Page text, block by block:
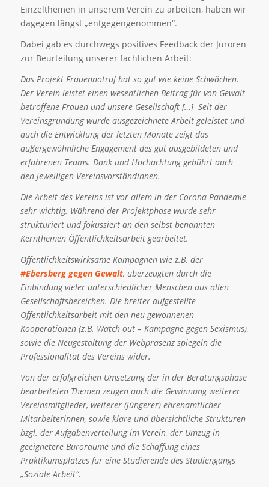
Einzelthemen in unserem Verein zu arbeiten, haben wir
dagegen längst „entgegengenommen“.
Dabei gab es durchwegs positives Feedback der Juroren
zur Beurteilung unserer fachlichen Arbeit:
Das Projekt Frauennotruf hat so gut wie keine Schwächen.
Der Verein leistet einen wesentlichen Beitrag für von Gewalt
betroffene Frauen und unsere Gesellschaft […] Seit der
Vereinsgründung wurde ausgezeichnete Arbeit geleistet und
auch die Entwicklung der letzten Monate zeigt das
außergewöhnliche Engagement des gut ausgebildeten und
erfahrenen Teams. Dank und Hochachtung gebührt auch
den jeweiligen Vereinsvorständinnen.
Die Arbeit des Vereins ist vor allem in der Corona-Pandemie
sehr wichtig. Während der Projektphase wurde sehr
strukturiert und fokussiert an den selbst benannten
Kernthemen Öffentlichkeitsarbeit gearbeitet.
Öffentlichkeitswirksame Kampagnen wie z.B. der
#Ebersberg gegen Gewalt, überzeugten durch die
Einbindung vieler unterschiedlicher Menschen aus allen
Gesellschaftsbereichen. Die breiter aufgestellte
Öffentlichkeitsarbeit mit den neu gewonnenen
Kooperationen (z.B. Watch out – Kampagne gegen Sexismus),
sowie die Neugestaltung der Webpräsenz spiegeln die
Professionalität des Vereins wider.
Von der erfolgreichen Umsetzung der in der Beratungsphase
bearbeiteten Themen zeugen auch die Gewinnung weiterer
Vereinsmitglieder, weiterer (jüngerer) ehrenamtlicher
Mitarbeiterinnen, sowie klare und übersichtliche Strukturen
bzgl. der Aufgabenverteilung im Verein, der Umzug in
geeignetere Büroräume und die Schaffung eines
Praktikumsplatzes für eine Studierende des Studiengangs
„Soziale Arbeit“.